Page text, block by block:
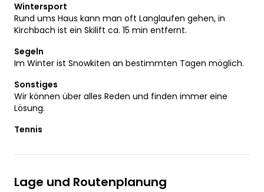
Wintersport
Rund ums Haus kann man oft Langlaufen gehen, in
Kirchbach ist ein Skilift ca. 15 min entfernt.
Segeln
Im Winter ist Snowkiten an bestimmten Tagen möglich.
Sonstiges
Wir können über alles Reden und finden immer eine
Lösung.
Tennis
Lage und Routenplanung